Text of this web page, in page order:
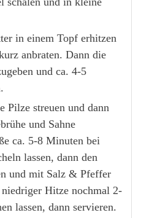
in einem Topf erhitzen
anbraten. Dann die
und ca. 4-5
Pilze streuen und dann
und Sahne
ca. 5-8 Minuten bei
lassen, dann den
und mit Salz & Pfeffer
Hitze nochmal 2-
lassen, dann servieren.